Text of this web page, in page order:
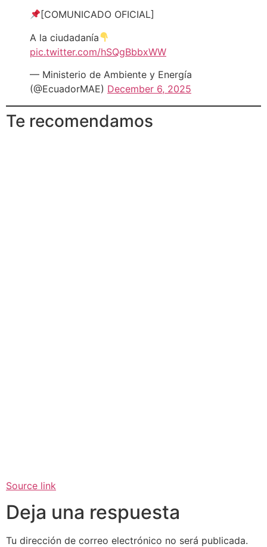
[COMUNICADO OFICIAL]
A la ciudadanía
pic.twitter.com/hSQgBbbxWW
— Ministerio de Ambiente y Energía
(@EcuadorMAE) December 6, 2025
Te recomendamos
Source link
Deja una respuesta
Tu dirección de correo electrónico no será publicada.